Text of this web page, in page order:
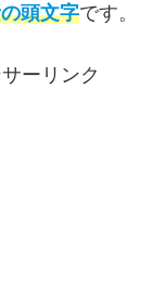
頭文字です。
ーリンク